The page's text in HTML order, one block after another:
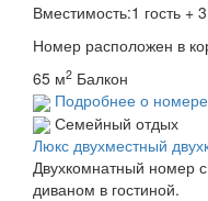
Вместимость:1 гость +
Номер расположен в
65 м2 Балкон
Подробнее о номере
Семейный отдых
Люкс двухместный
Двухкомнатный номер
диваном в гостиной.